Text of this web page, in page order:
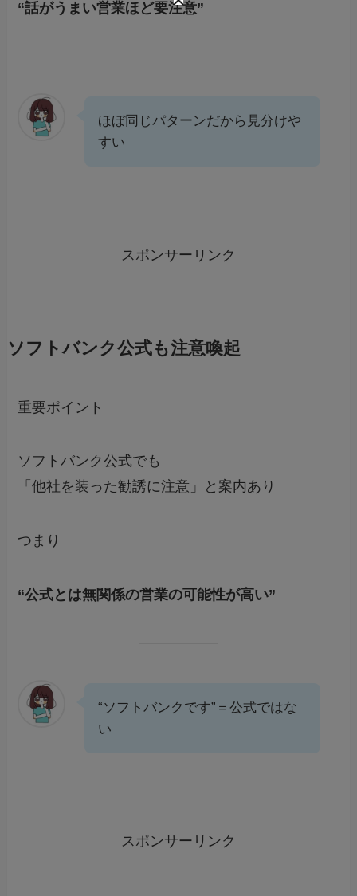
“話がうまい営業ほど要注意”
ほぼ同じパターンだから見分けや
すい
スポンサーリンク
ソフトバンク公式も注意喚起
重要ポイント
ソフトバンク公式でも
「他社を装った勧誘に注意」と案内あり
つまり
“公式とは無関係の営業の可能性が高い”
“ソフトバンクです”＝公式ではな
い
スポンサーリンク